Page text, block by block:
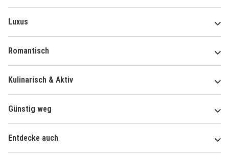
Luxus
Romantisch
Kulinarisch & Aktiv
Günstig weg
Entdecke auch